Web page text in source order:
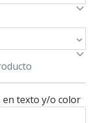
en texto y/o color